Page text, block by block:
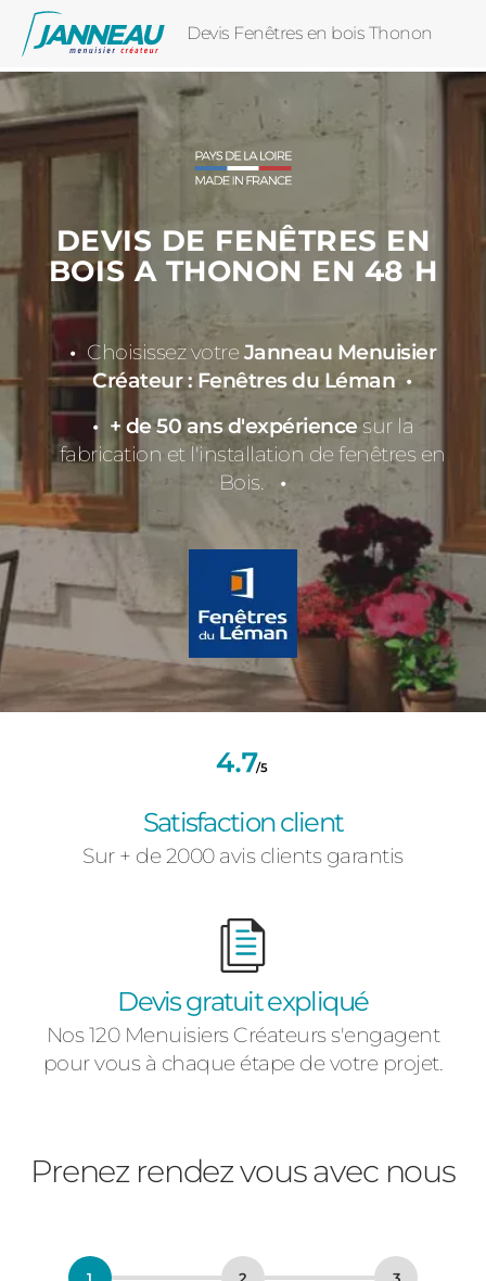
Devis Fenêtres en bois Thonon
DEVIS DE FENÊTRES EN
BOIS A THONON EN 48 H
Choisissez votreJanneau Menuisier
Créateur : Fenêtres du Léman
+ de 50 ans d'expérience sur la
fabrication et l'installation de fenêtres en
Bois.
Satisfaction client
Sur + de 2000 avis clients garantis
Devis gratuit expliqué
Nos 120 Menuisiers Créateurs s'engagent
pour vous à chaque étape de votre projet.
Prenez rendez vous avec nous